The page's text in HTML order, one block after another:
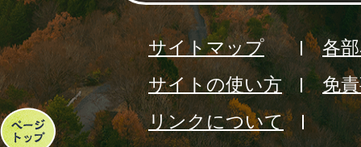
ペ
サイトマップ
各
サイトの使い方
免
リンクについて